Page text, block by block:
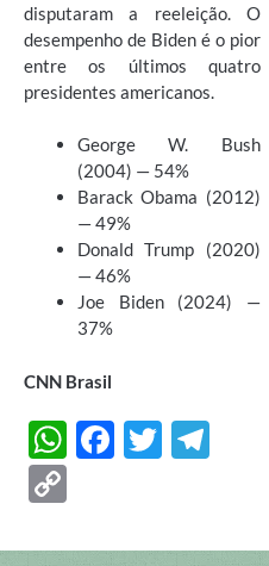
disputaram a reeleição. O
desempenho de Biden é o pior
entre os últimos quatro
presidentes americanos.
George W. Bush
(2004) — 54%
Barack Obama (2012)
— 49%
Donald Trump (2020)
— 46%
Joe Biden (2024) —
37%
CNN Brasil
W
s
F
b
T
er gr